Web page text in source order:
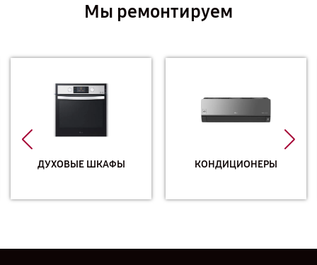
Мы ремонтируем
ДУХОВЫЕ ШКАФЫ КОНДИЦИОНЕРЫ